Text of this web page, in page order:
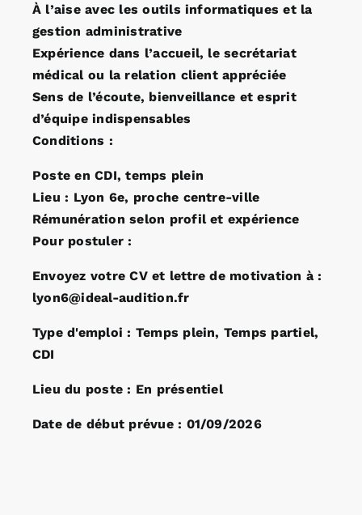
À l’aise avec les outils informatiques et la
gestion administrative
Expérience dans l’accueil, le secrétariat
médical ou la relation client appréciée
Sens de l’écoute, bienveillance et esprit
d’équipe indispensables
Conditions :
Poste en CDI, temps plein
Lieu : Lyon 6e, proche centre-ville
Rémunération selon profil et expérience
Pour postuler :
Envoyez votre CV et lettre de motivation à :
lyon6@ideal-audition.fr
Type d'emploi : Temps plein, Temps partiel,
CDI
Lieu du poste : En présentiel
Date de début prévue : 01/09/2026